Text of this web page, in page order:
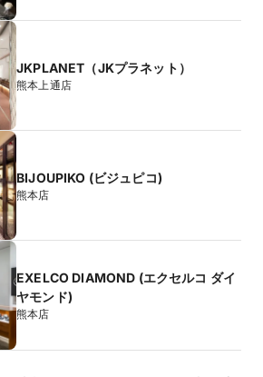
JKPLANET（JKプラネット）
熊本上通店
BIJOUPIKO (ビジュピコ)
熊本店
EXELCO DIAMOND (エクセルコ ダイ
ヤモンド)
熊本店